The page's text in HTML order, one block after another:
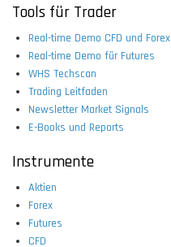
Tools für Trader
Real-time Demo CFD und Forex
Real-time Demo für Futures
WHS Techscan
Trading Leitfaden
Newsletter Market Signals
E-Books und Reports
Instrumente
Aktien
Forex
Futures
CFD